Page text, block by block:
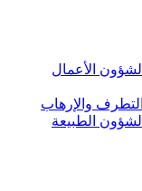
لشؤون الأعمال
والإرهاب
لشؤون الطبيعة